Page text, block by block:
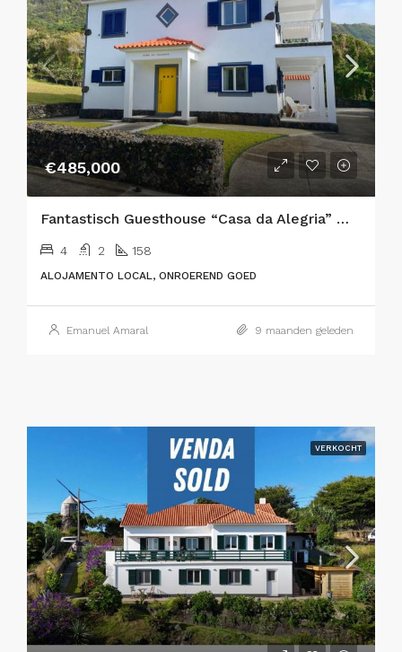
€485,000
Fantastisch Guesthouse “Casa da Alegria” met prachtig uitzicht gelegen in Varadouro, Faial Eiland
4 2 158
ALOJAMENTO LOCAL, ONROEREND GOED
Emanuel Amaral 9 maanden geleden
VERKOCHT